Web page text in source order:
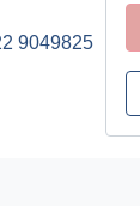
9049825